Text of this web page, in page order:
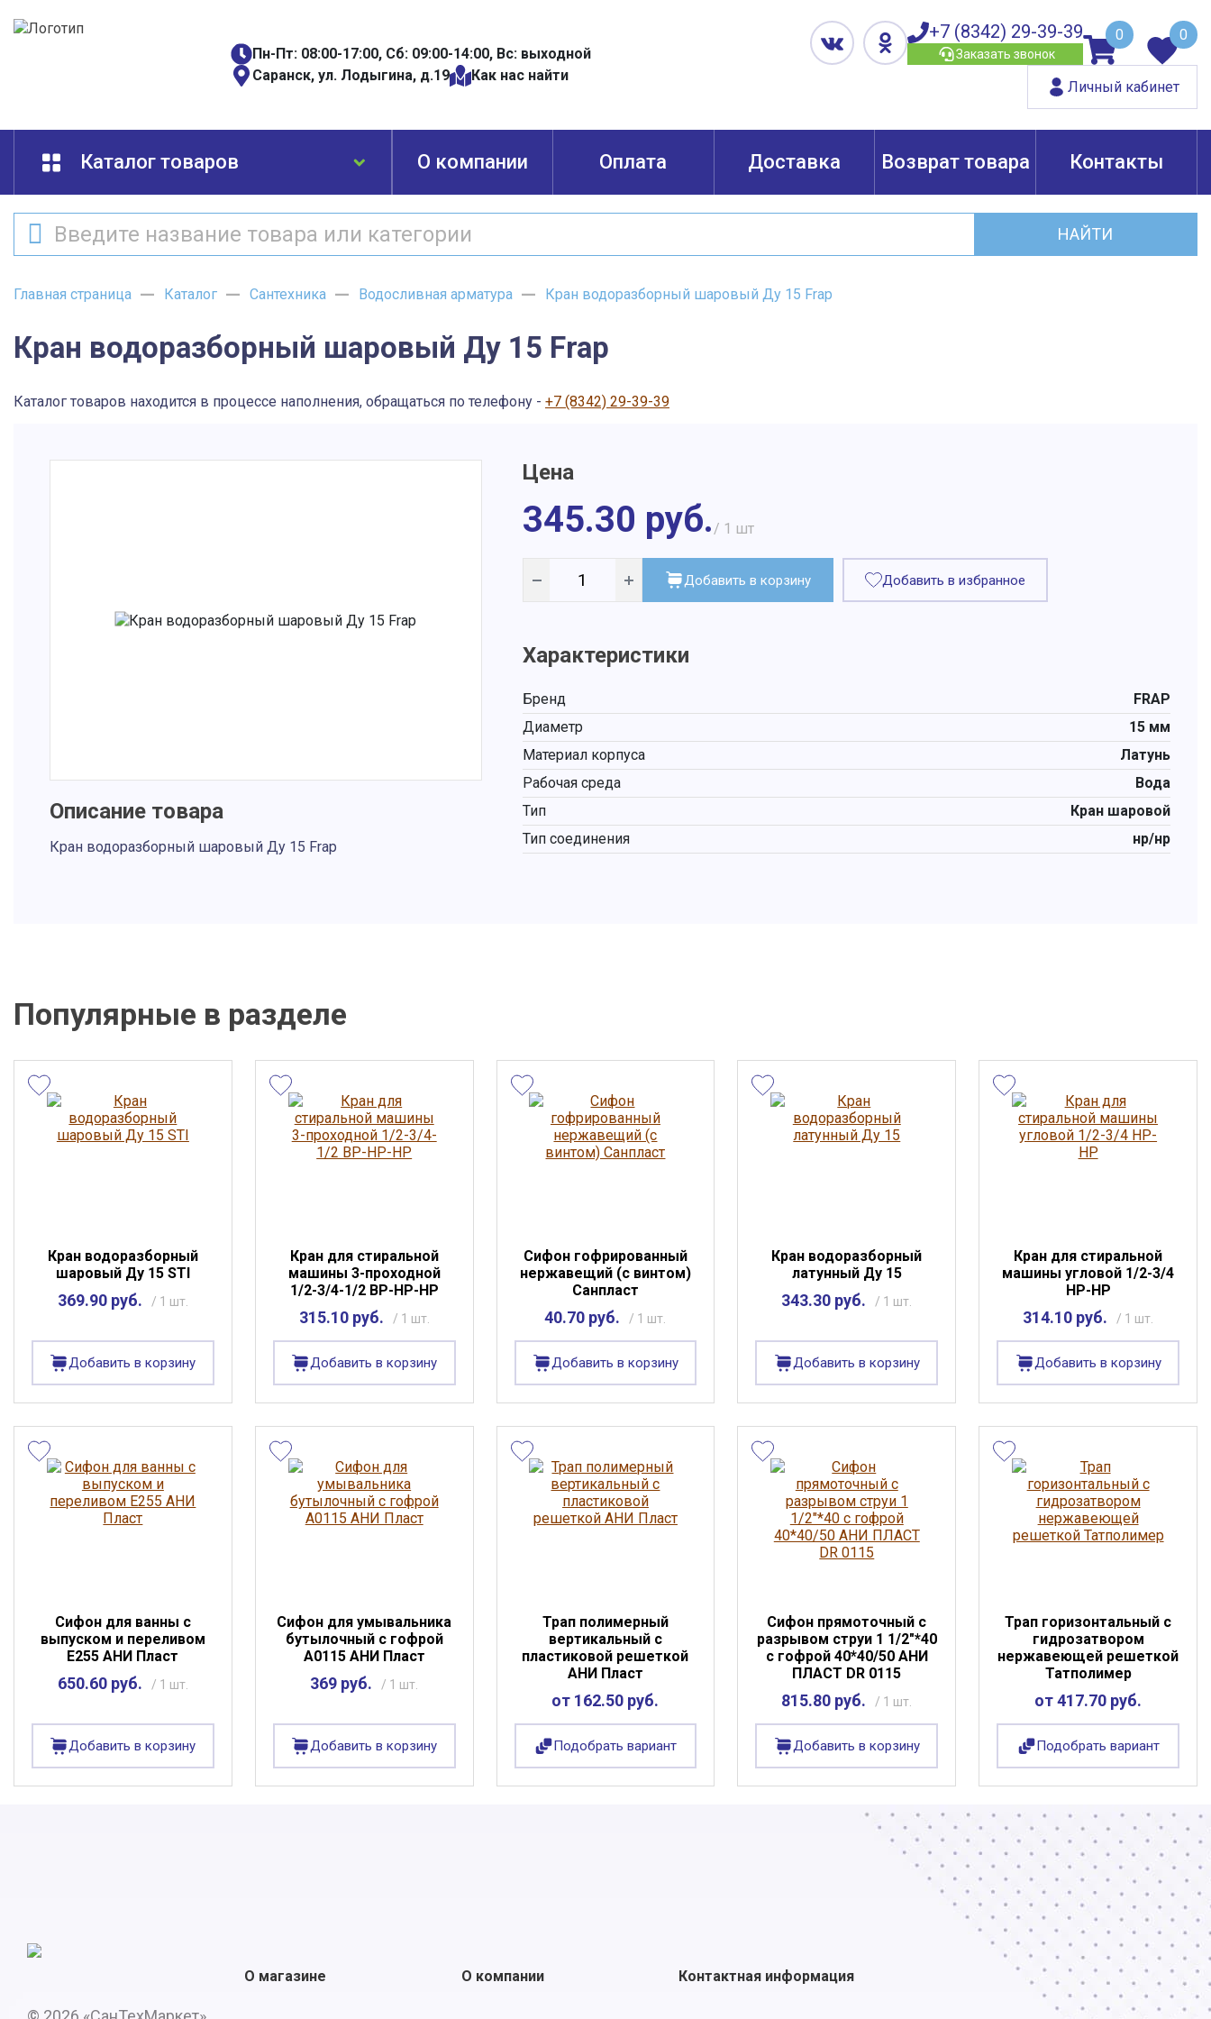
Пн-Пт: 08:00-17:00, Сб: 09:00-14:00, Вс: выходной
Саранск, ул. Лодыгина, д.19
Как нас найти
+7 (8342) 29-39-39
Заказать звонок
0 0
Личный кабинет
Каталог товаров О компании Оплата Доставка Возврат товара Контакты
НАЙТИ
Главная страница Каталог Сантехника Водосливная арматура Кран водоразборный шаровый Ду 15 Frap
Кран водоразборный шаровый Ду 15 Frap
Каталог товаров находится в процессе наполнения, обращаться по телефону - +7 (8342) 29-39-39
Описание товара
Кран водоразборный шаровый Ду 15 Frap
Цена
345.30 руб./ 1 шт
Добавить в корзину Добавить в избранное
Характеристики
Бренд
FRAP
Диаметр
15 мм
Материал корпуса
Латунь
Рабочая среда
Вода
Тип
Кран шаровой
Тип соединения
нр/нр
Популярные в разделе
Кран водоразборный
шаровый Ду 15 STI
369.90 руб. / 1 шт.
Добавить в корзину
Кран для стиральной
машины 3-проходной
1/2-3/4-1/2 ВР-НР-НР
315.10 руб. / 1 шт.
Добавить в корзину
Сифон гофрированный
нержавещий (с винтом)
Санпласт
40.70 руб. / 1 шт.
Добавить в корзину
Кран водоразборный
латунный Ду 15
343.30 руб. / 1 шт.
Добавить в корзину
Кран для стиральной
машины угловой 1/2-3/4
НР-НР
314.10 руб. / 1 шт.
Добавить в корзину
Сифон для ванны с
выпуском и переливом
Е255 АНИ Пласт
650.60 руб. / 1 шт.
Добавить в корзину
Сифон для умывальника
бутылочный с гофрой
А0115 АНИ Пласт
369 руб. / 1 шт.
Добавить в корзину
Трап полимерный
вертикальный с
пластиковой решеткой
АНИ Пласт
от 162.50 руб.
Подобрать вариант
Сифон прямоточный с
разрывом струи 1 1/2"*40
с гофрой 40*40/50 АНИ
ПЛАСТ DR 0115
815.80 руб. / 1 шт.
Добавить в корзину
Трап горизонтальный с
гидрозатвором
нержавеющей решеткой
Татполимер
от 417.70 руб.
Подобрать вариант
О магазине О компании Контактная информация